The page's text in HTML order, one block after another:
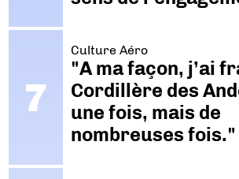
Culture Aéro
"A ma façon, j’ai
Cordillère des
une fois, mais de
nombreuses fois."